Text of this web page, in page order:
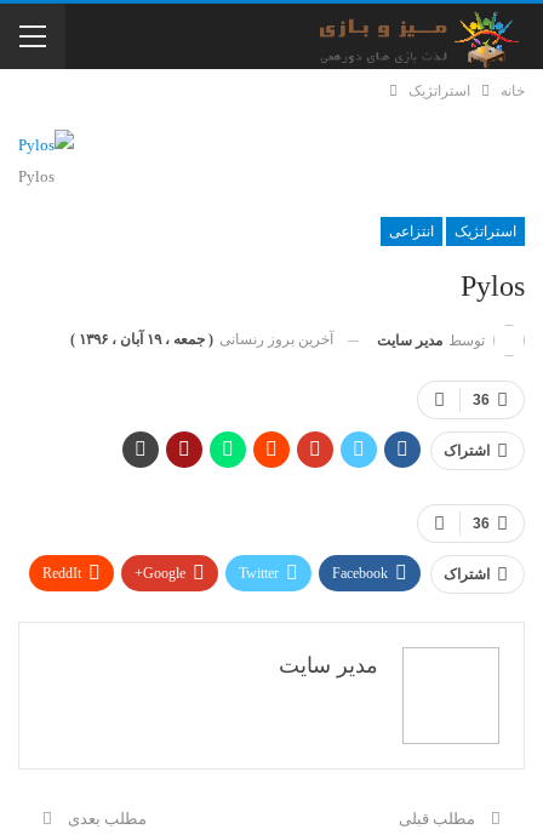
خانه استراتژیک
Pylos
استراتژیک انتزاعی
Pylos
توسط مدیر سایت آخرین بروز رنسانی ( جمعه ، ۱۹ آبان ، ۱۳۹۶ )
36
اشتراک
36
اشتراک Facebook
Twitter
Google+
ReddIt
مدیر سایت
مطلب قبلی مطلب بعدی